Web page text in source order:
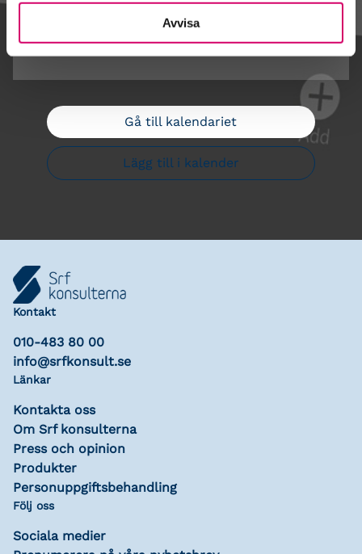
Avvisa
Gå till kalendariet
Lägg till i kalender
Kontakt
010-483 80 00
info@srfkonsult.se
Länkar
Kontakta oss
Om Srf konsulterna
Press och opinion
Produkter
Personuppgiftsbehandling
Följ oss
Sociala medier